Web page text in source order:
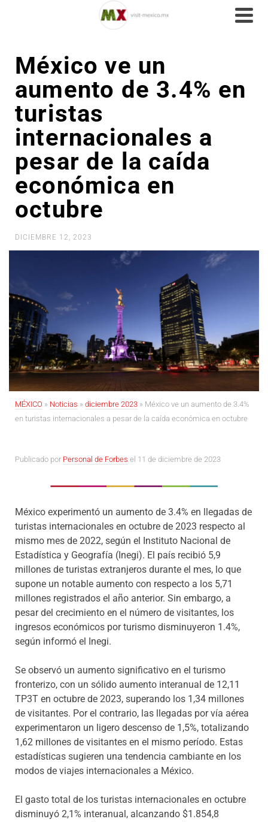
México ve un
aumento de 3.4% en
turistas
internacionales a
pesar de la caída
económica en
octubre
DICIEMBRE 12, 2023
MÉXICO » Noticias » diciembre 2023 » México ve un aumento de 3.4%
en turistas internacionales a pesar de la caída económica en octubre
Publicado por Personal de Forbes el 11 de diciembre de 2023
México experimentó un aumento de 3.4% en llegadas de
turistas internacionales en octubre de 2023 respecto al
mismo mes de 2022, según el Instituto Nacional de
Estadística y Geografía (Inegi). El país recibió 5,9
millones de turistas extranjeros durante el mes, lo que
supone un notable aumento con respecto a los 5,71
millones registrados el año anterior. Sin embargo, a
pesar del crecimiento en el número de visitantes, los
ingresos económicos por turismo disminuyeron 1.4%,
según informó el Inegi.
Se observó un aumento significativo en el turismo
fronterizo, con un sólido aumento interanual de 12,11
TP3T en octubre de 2023, superando los 1,34 millones
de visitantes. Por el contrario, las llegadas por vía aérea
experimentaron un ligero descenso de 1,5%, totalizando
1,62 millones de visitantes en el mismo período. Estas
estadísticas sugieren una tendencia cambiante en los
modos de viajes internacionales a México.
El gasto total de los turistas internacionales en octubre
disminuyó 2,1% interanual, alcanzando $1.854,8